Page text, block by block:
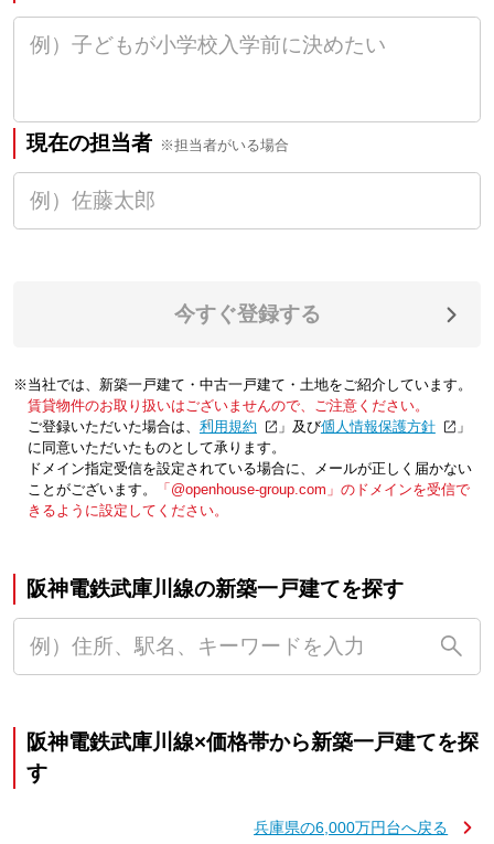
現在の担当者 ※担当者がいる場合
今すぐ登録する
※当社では、新築一戸建て・中古一戸建て・土地をご紹介しています。
賃貸物件のお取り扱いはございませんので、ご注意ください。
ご登録いただいた場合は、「利用規約 」及び「個人情報保護方針
」
に同意いただいたものとして承ります。
ドメイン指定受信を設定されている場合に、メールが正しく届かない
ことがございます。
「@openhouse-group.com」のドメインを受信で
きるように設定してください。
阪神電鉄武庫川線の新築一戸建てを探す
阪神電鉄武庫川線×価格帯から新築一戸建てを探
す
兵庫県の6,000万円台へ戻る